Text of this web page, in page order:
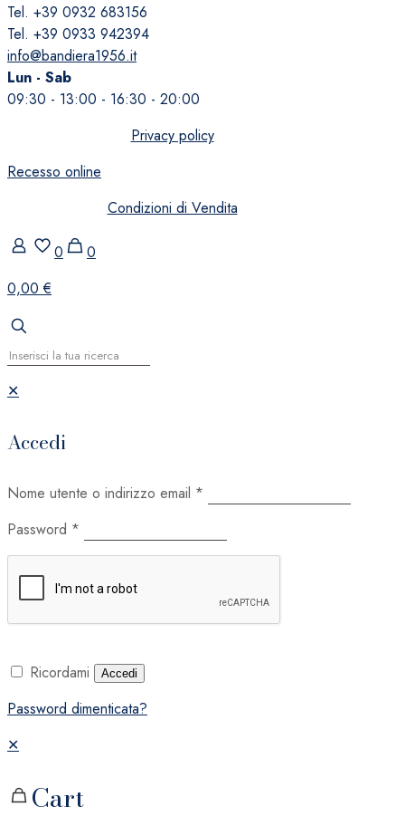
Tel. +39 0932 683156
Tel. +39 0933 942394
info@bandiera1956.it
Lun - Sab
09:30 - 13:00 - 16:30 - 20:00
Privacy policy
Recesso online
Condizioni di Vendita
0
0
0,00 €
✕
Accedi
Nome utente o indirizzo email *
Password *
Ricordami Accedi
Password dimenticata?
✕
Cart